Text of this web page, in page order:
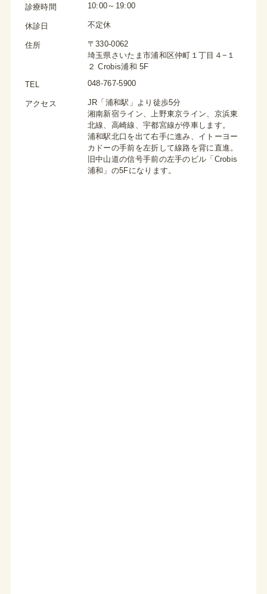
診療時間 10:00～19:00
休診日 不定休
住所
〒330-0062
埼玉県さいたま市浦和区仲町１丁目４−１
２ Crobis浦和 5F
TEL 048-767-5900
アクセス
JR「浦和駅」より徒歩5分
湘南新宿ライン、上野東京ライン、京浜東
北線、高崎線、宇都宮線が停車します。
浦和駅北口を出て右手に進み、イトーヨー
カドーの手前を左折して線路を背に直進。
旧中山道の信号手前の左手のビル「Crobis
浦和」の5Fになります。